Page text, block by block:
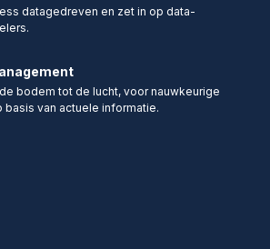
datagedreven en zet in op data-
bodem tot de lucht, voor nauwkeurige
van actuele informatie.